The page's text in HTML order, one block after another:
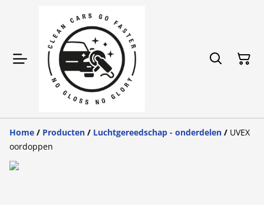
Home / Producten / Luchtgereedschap - onderdelen / UVEX
oordoppen